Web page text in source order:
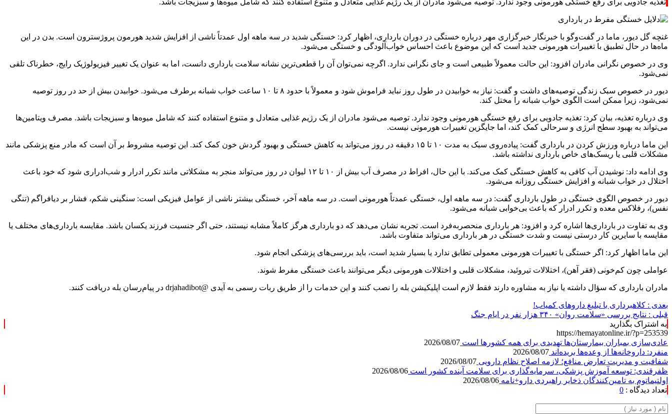
غنچه گل دیور، ماما در گفت‌وگو با خبرنگار خبرگزاری مهر درباره خستگی در دوران بارداری، اظهار کرد: خستگی شدید در سه ماهه اول عمدتاً ناشی از افزایش شدید هورمون پروژسترون است. بدن در این
ماه‌ها در حال تطبیق با تغییرات هورمونی جدید است که این موضوع باعث احساس خواب‌آلودگی و خستگی می‌شود.
وی در خصوص نگرانی مادران افزود: این حالت معمولاً طبیعی است و جای نگرانی ندارد. اگرچه نمی‌توان آن را قطعی‌ترین نشانه سلامت بارداری دانست، اما به عنوان یک تغییر فیزیولوژیک رایج، خطرناک تلقی
نمی‌شود.
دیور در خصوص سبک زندگی توصیه‌های داشت و گفت: نیاز به خوابیدن در طول روز نباید فراموش شود و معمولاً با حدود ۸ تا ۱۰ ساعت خواب شبانه برطرف می‌شود. خوابیدن بیش از حد در روز توصیه
نمی‌شود، زیرا ممکن است الگوی خواب شبانه را مختل کند.
وی درباره تغذیه، بیان کرد: تغذیه جادویی برای رفع خستگی هورمونی وجود ندارد. توصیه می‌شود مادران از یک رژیم غذایی متعادل و متنوع استفاده کنند که شامل میوه‌ها و سبزیجات باشد. مصرف ویتامین‌ها
می‌تواند به بهبود سطح انرژی و سرحالی کمک کند، اما جایگزین تغییرات هورمونی نیست.
این ماما درباره ورزش کردن در بارداری گفت: پیاده‌روی سبک به مدت ۱۰ تا ۱۵ دقیقه در روز می‌تواند به کاهش خستگی و بهبود گردش خون کمک کند. این توصیه مشروط بر آن است که مادر منع پزشکی مانند
مشکلات قلبی یا ریسک‌های خاص بارداری نداشته باشد.
وی ادامه داد: نوشیدن آب کافی به کاهش خستگی کمک می‌کند. با این حال، افراط در مصرف آب بیش از ۱۰ تا ۱۲ لیوان در روز می‌تواند منجر به مشکلاتی مانند تکرر ادرار و شب‌ادراری شود که خود باعث
اختلال در خواب شبانه و افزایش خستگی روزانه می‌شود.
دیور در خصوص الگوی خستگی در طول بارداری گفت: در سه ماهه اول، خستگی عمدتاً هورمونی است. در سه ماهه آخر، خستگی بیشتر ناشی از عوامل فیزیکی است: سنگینی شکم، فشار بر دیافراگم (تنگی
نفس)، رفلاکس معده و تکرر ادرار که باعث بی‌خوابی شبانه می‌شود.
وی به تفاوت در بارداری‌ها اشاره کرد و افزود: هر بارداری منحصربه‌فرد است. تجربه نشان می‌دهد که دو بارداری هرگز کاملاً مشابه نیستند، حتی اگر جنسیت فرزند یکسان باشد. مقایسه بارداری‌های مختلف یا
مقایسه با سایرین کار درستی نیست و شدت خستگی در هر بارداری می‌تواند متفاوت باشد.
این ماما اظهار کرد: اگر خستگی با تغییرات هورمونی معمولی تطابق ندارد یا بسیار شدید است، باید بررسی‌های پزشکی انجام شود.
عواملی چون کم‌خونی (فقر آهن)، اختلالات تیروئید، مشکلات قلبی و اختلالات هورمونی دیگر می‌توانند باعث خستگی مفرط شوند.
مادران بارداری که سؤال داشته یا نیاز به مشاوره دارند فقط لازم است اپلیکیشن بله را نصب کنند و این خدمات را از طریق ربات رسمی به آیدی @drjahadibot در پیام‌رسان بله دریافت کنند.
بعدی : کلاهبرداری با تبلیغ داروهای کمیاب!
قبلی : نتایج بررسی «سلامت روان» ۳۴۰ هزار نفر در ایام جنگ
به اشتراک بگذارید
https://hemayatonline.ir/?p=253539
عادی‌سازی بمباران بیمارستان‌ها تهدیدی برای همه کشورها است 2026/08/07
منفرد: داروخانه‌ها از وعده‌ها بریده‌اند 2026/08/07
شفافیت و مدیریت تعارض منافع؛ لازمه اصلاح نظام دارویی 2026/08/07
ظفرقندی: توسعه آموزش پزشکی، سرمایه‌گذاری برای سلامت آینده کشور است 2026/08/06
اولتیماتوم به تامین‌کنندگان ذخایر راهبردی دارو+نامه 2026/08/06
تعداد دیدگاه : 0